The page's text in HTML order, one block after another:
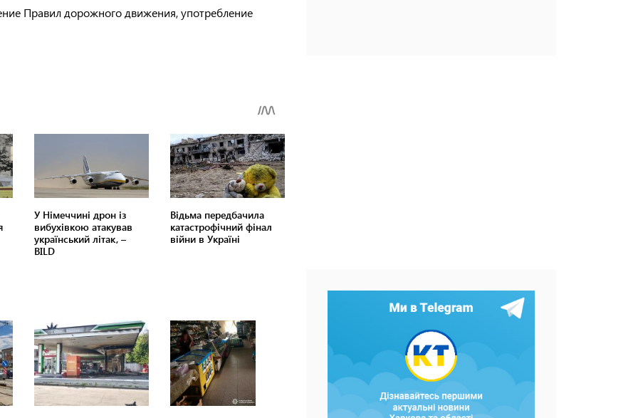
Правил дорожного движения, употребление